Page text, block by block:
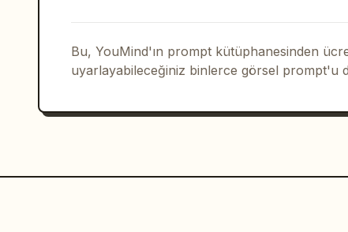
Bu, YouMind'ın prompt kütüphanesinden
uyarlayabileceğiniz binlerce görsel prompt'u